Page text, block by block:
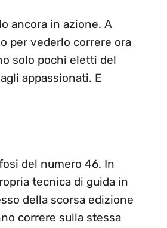
ancora in azione. A
per vederlo correre ora
solo pochi eletti del
appassionati. E
del numero 46. In
tecnica di guida in
della scorsa edizione
correre sulla stessa